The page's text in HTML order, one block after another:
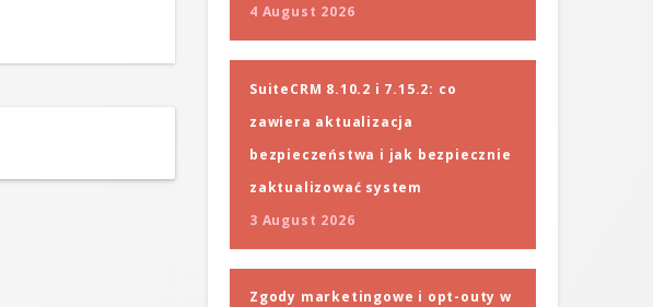
4 August 2026
SuiteCRM 8.10.2 i 7.15.2: co
zawiera aktualizacja
bezpieczeństwa i jak bezpiecznie
zaktualizować system
3 August 2026
Zgody marketingowe i opt-outy w